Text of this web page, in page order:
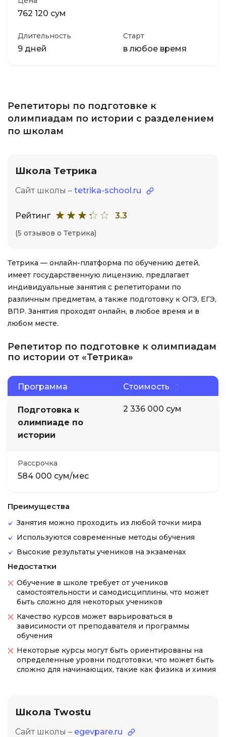
762 120 сум
Длительность
9 дней
Старт
в любое время
Репетиторы по подготовке к
олимпиадам по истории с разделением
по школам
Школа Тетрика
Сайт школы – tetrika-school.ru
Рейтинг 3.3
(5 отзывов о Тетрика)
Тетрика — онлайн-платформа по обучению детей,
имеет государственную лицензию, предлагает
индивидуальные занятия с репетиторами по
различным предметам, а также подготовку к ОГЭ, ЕГЭ,
ВПР. Занятия проходят онлайн, в любое время и в
любом месте.
Репетитор по подготовке к олимпиадам
по истории от «Тетрика»
Программа Стоимость
Подготовка к
олимпиаде по
истории
2 336 000 сум
Рассрочка
584 000 сум/мес
Преимущества
Занятия можно проходить из любой точки мира
Используются современные методы обучения
Высокие результаты учеников на экзаменах
Недостатки
Обучение в школе требует от учеников
самостоятельности и самодисциплины, что может
быть сложно для некоторых учеников
Качество курсов может варьироваться в
зависимости от преподавателя и программы
обучения
Некоторые курсы могут быть ориентированы на
определенные уровни подготовки, что может быть
сложно для начинающих, такие как физика и химия
Школа Twostu
Сайт школы – egevpare.ru